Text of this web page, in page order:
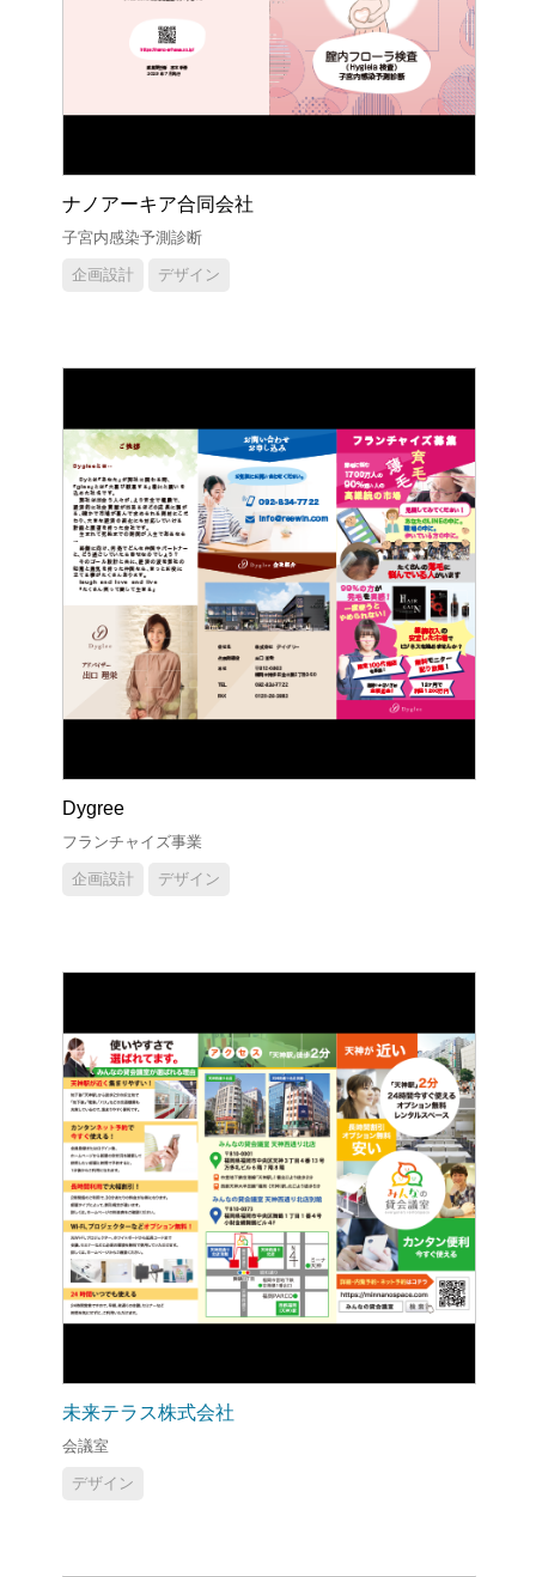
ナノアーキア合同会社
子宮内感染予測診断
企画設計 デザイン
Dygree
フランチャイズ事業
企画設計 デザイン
未来テラス株式会社
会議室
デザイン